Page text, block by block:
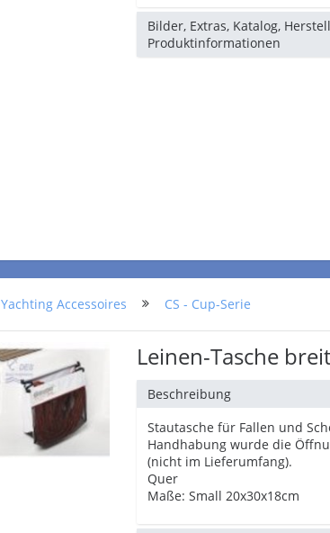
Bilder, Extras, Katalog,
Produktinformationen
Yachting Accessoires CS - Cup-Serie
Leinen-Tasche
Beschreibung
Stautasche für Fallen und
Handhabung wurde die
(nicht im Lieferumfang).
Quer
Maße: Small 20x30x18cm